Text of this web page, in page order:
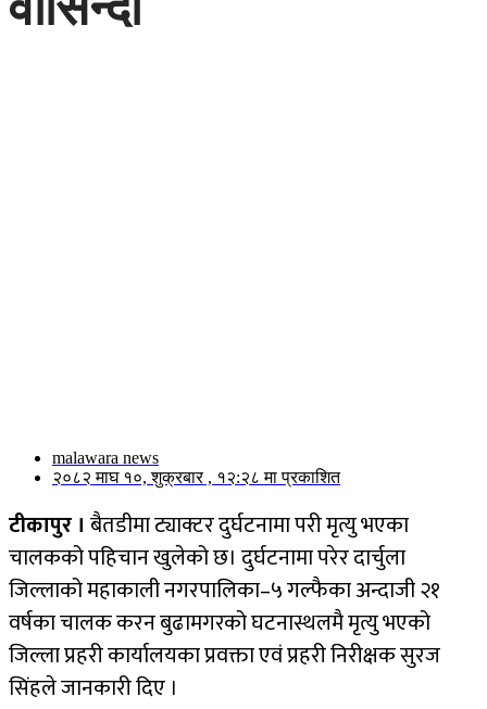
malawara news
२०८२ माघ १०, शुक्रबार , १२:२८ मा प्रकाशित
टीकापुर । बैतडीमा ट्याक्टर दुर्घटनामा परी मृत्यु भएका
चालकको पहिचान खुलेको छ। दुर्घटनामा परेर दार्चुला
जिल्लाको महाकाली नगरपालिका–५ गल्फैका अन्दाजी २१
वर्षका चालक करन बुढामगरको घटनास्थलमै मृत्यु भएको
जिल्ला प्रहरी कार्यालयका प्रवक्ता एवं प्रहरी निरीक्षक सुरज
सिंहले जानकारी दिए ।